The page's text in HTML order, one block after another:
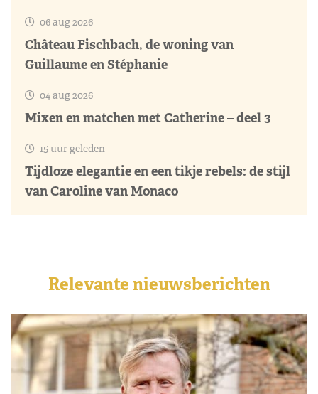
06 aug 2026
Château Fischbach, de woning van
Guillaume en Stéphanie
04 aug 2026
Mixen en matchen met Catherine – deel 3
15 uur geleden
Tijdloze elegantie en een tikje rebels: de stijl
van Caroline van Monaco
Relevante nieuwsberichten